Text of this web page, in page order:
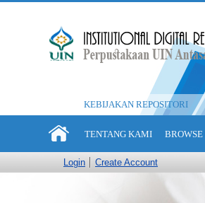
KEBIJAKAN REPOSITORI
TENTANG KAMI
Login Create Account